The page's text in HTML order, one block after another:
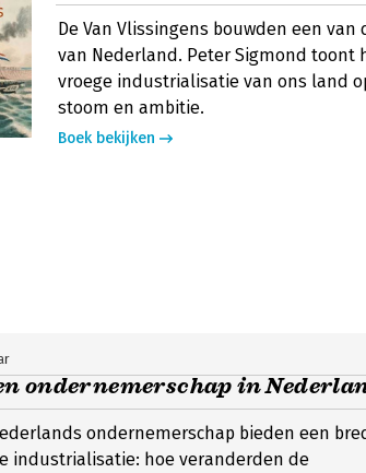
De Van Vlissingens bouwden een
van Nederland. Peter Sigmond
vroege industrialisatie van ons land
stoom en ambitie.
Boek bekijken
ondernemerschap in
ondernemerschap bieden een
industrialisatie: hoe veranderden de